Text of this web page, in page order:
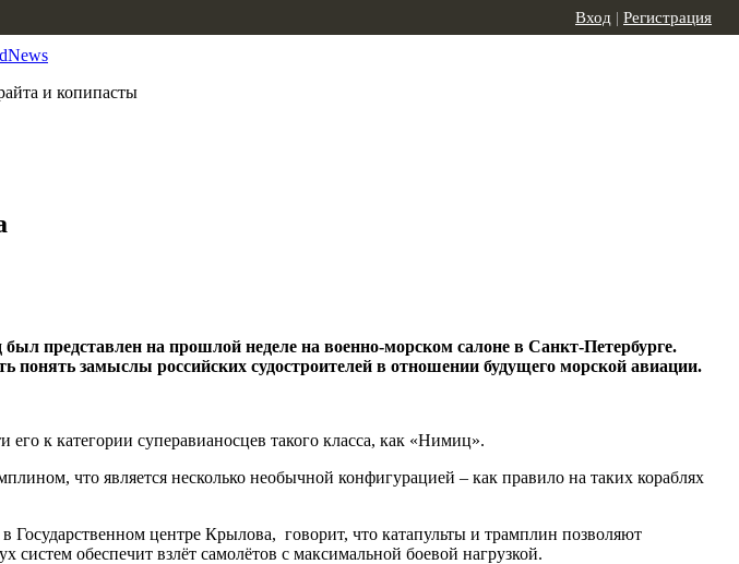
и копипасты
Вход | Регистрация
представлен на прошлой неделе на военно-морском салоне в Санкт-Петербурге.
замыслы российских судостроителей в отношении будущего морской авиации.
к категории суперавианосцев такого класса, как «Нимиц».
что является несколько необычной конфигурацией – как правило на таких кораблях
центре Крылова, говорит, что катапульты и трамплин позволяют
систем обеспечит взлёт самолётов с максимальной боевой нагрузкой.